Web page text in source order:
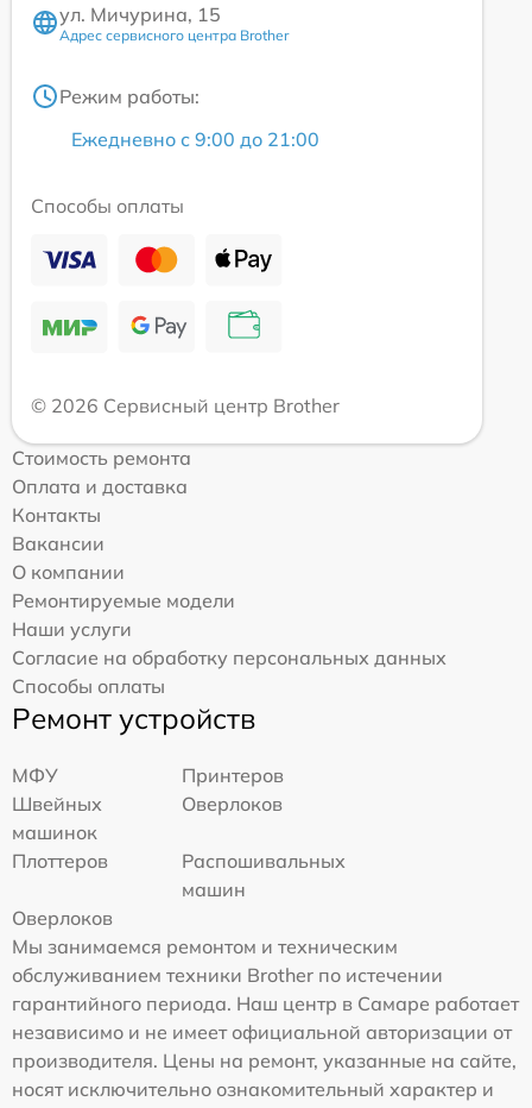
ул. Мичурина, 15
Адрес сервисного центра Brother
Режим работы:
Ежедневно с 9:00 до 21:00
Способы оплаты
© 2026 Сервисный центр Brother
Стоимость ремонта
Оплата и доставка
Контакты
Вакансии
О компании
Ремонтируемые модели
Наши услуги
Согласие на обработку персональных данных
Способы оплаты
Ремонт устройств
МФУ
Принтеров
Швейных
машинок
Оверлоков
Плоттеров
Распошивальных
машин
Оверлоков
Мы занимаемся ремонтом и техническим
обслуживанием техники Brother по истечении
гарантийного периода. Наш центр в Самаре работает
независимо и не имеет официальной авторизации от
производителя. Цены на ремонт, указанные на сайте,
носят исключительно ознакомительный характер и